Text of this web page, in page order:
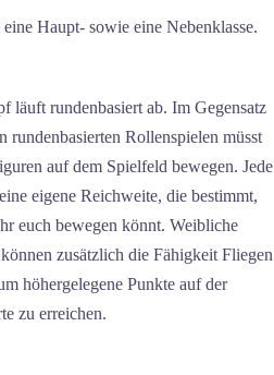
Haupt- sowie eine Nebenklasse.
läuft rundenbasiert ab. Im Gegensatz
rundenbasierten Rollenspielen müsst
auf dem Spielfeld bewegen. Jede
eigene Reichweite, die bestimmt,
euch bewegen könnt. Weibliche
zusätzlich die Fähigkeit Fliegen
höhergelegene Punkte auf der
zu erreichen.